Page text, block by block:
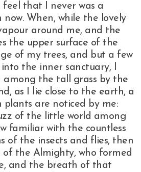
that I never was a
When, while the lovely
around me, and the
the upper surface of the
of my trees, and but a few
the inner sanctuary, I
among the tall grass by the
as I lie close to the earth, a
plants are noticed by me:
of the little world among
familiar with the countless
of the insects and flies, then
of the Almighty, who formed
and the breath of that